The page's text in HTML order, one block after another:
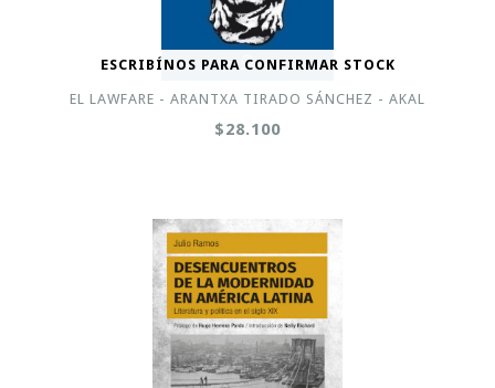
ESCRIBÍNOS PARA CONFIRMAR STOCK
EL LAWFARE - ARANTXA TIRADO SÁNCHEZ - AKAL
$28.100